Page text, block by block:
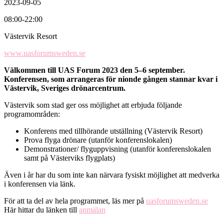
2023-09-05
08:00-22:00
Västervik Resort
www.uasforumsweden.se
Välkommen till UAS Forum 2023 den 5–6 september.
Konferensen, som arrangeras för nionde gången stannar kvar i
Västervik, Sveriges drönarcentrum.
Västervik som stad ger oss möjlighet att erbjuda följande
programområden:
Konferens med tillhörande utställning (Västervik Resort)
Prova flyga drönare (utanför konferenslokalen)
Demonstrationer/ flyguppvisning (utanför konferenslokalen
samt på Västerviks flygplats)
Även i år har du som inte kan närvara fysiskt möjlighet att medverka
i konferensen via länk.
För att ta del av hela programmet, läs mer på uasforumsweden.se
Här hittar du länken till anmälan